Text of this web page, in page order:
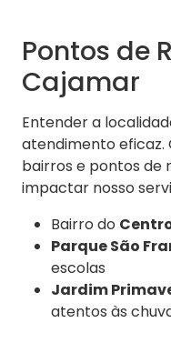
Pontos de
Cajamar
Entender a
atendimento eficaz.
bairros e pontos de
impactar nosso
Bairro do
Parque São
escolas
Jardim
atentos às